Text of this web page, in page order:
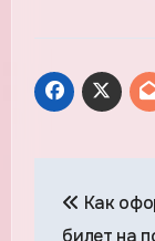
по Как
билет на